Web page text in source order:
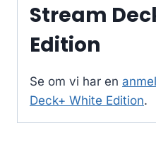
Stream
Edition
Se om vi har en
Deck+ White Edition.